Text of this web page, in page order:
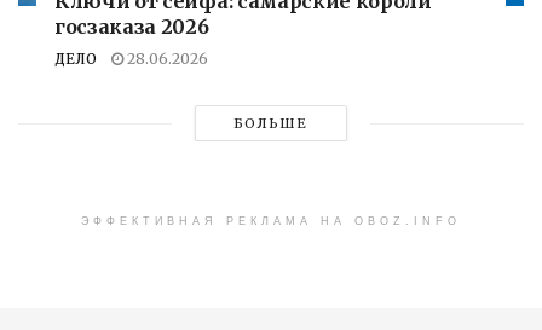
госзаказа 2026
ДЕЛО 28.06.2026
БОЛЬШЕ
ЭФФЕКТИВНАЯ РЕКЛАМА НА OBOZ.INFO